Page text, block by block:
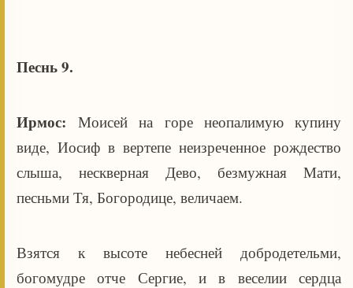
Песнь 9.
Ирмос:Моисей на горе неопалимую купину
виде, Иосиф в вертепе неизреченное рождество
слыша, нескверная Дево, безмужная Мати,
песньми Тя, Богородице, величаем.
Взятся к высоте небесней добродетельми,
богомудре отче Сергие, и в веселии сердца